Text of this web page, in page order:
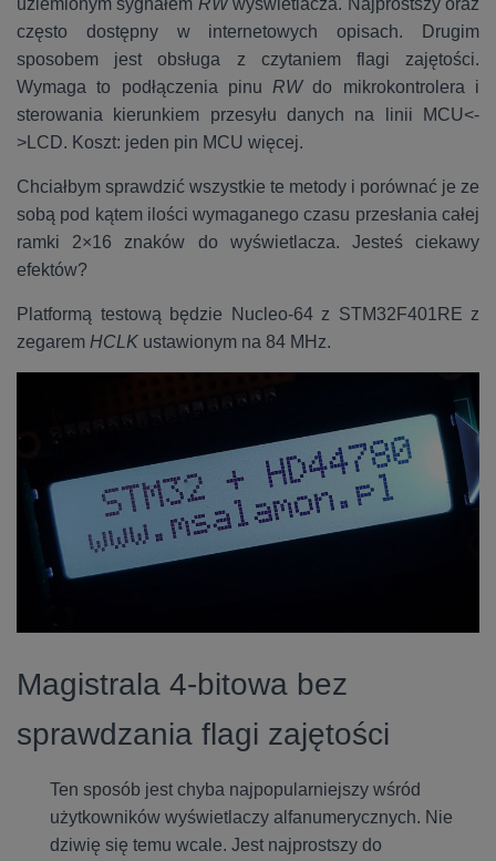
uziemionym sygnałem RWwyświetlacza. Najprostszy oraz
często dostępny w internetowych opisach. Drugim
sposobem jest obsługa z czytaniem flagi zajętości.
Wymaga to podłączenia pinu RWdo mikrokontrolera i
sterowania kierunkiem przesyłu danych na linii MCU<-
>LCD. Koszt: jeden pin MCU więcej.
Chciałbym sprawdzić wszystkie te metody i porównać je ze
sobą pod kątem ilości wymaganego czasu przesłania całej
ramki 2×16 znaków do wyświetlacza. Jesteś ciekawy
efektów?
Platformą testową będzie Nucleo-64 z STM32F401RE z
zegarem HCLK ustawionym na 84 MHz.
Magistrala 4-bitowa bez
sprawdzania flagi zajętości
Ten sposób jest chyba najpopularniejszy wśród
użytkowników wyświetlaczy alfanumerycznych. Nie
dziwię się temu wcale. Jest najprostszy do